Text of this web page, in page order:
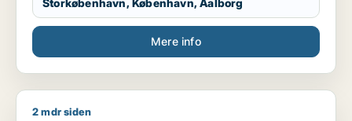
Storkøbenhavn, København, Aalborg
Mere info
Tanja søger job som administrativ medarbejder /
2 mdr siden